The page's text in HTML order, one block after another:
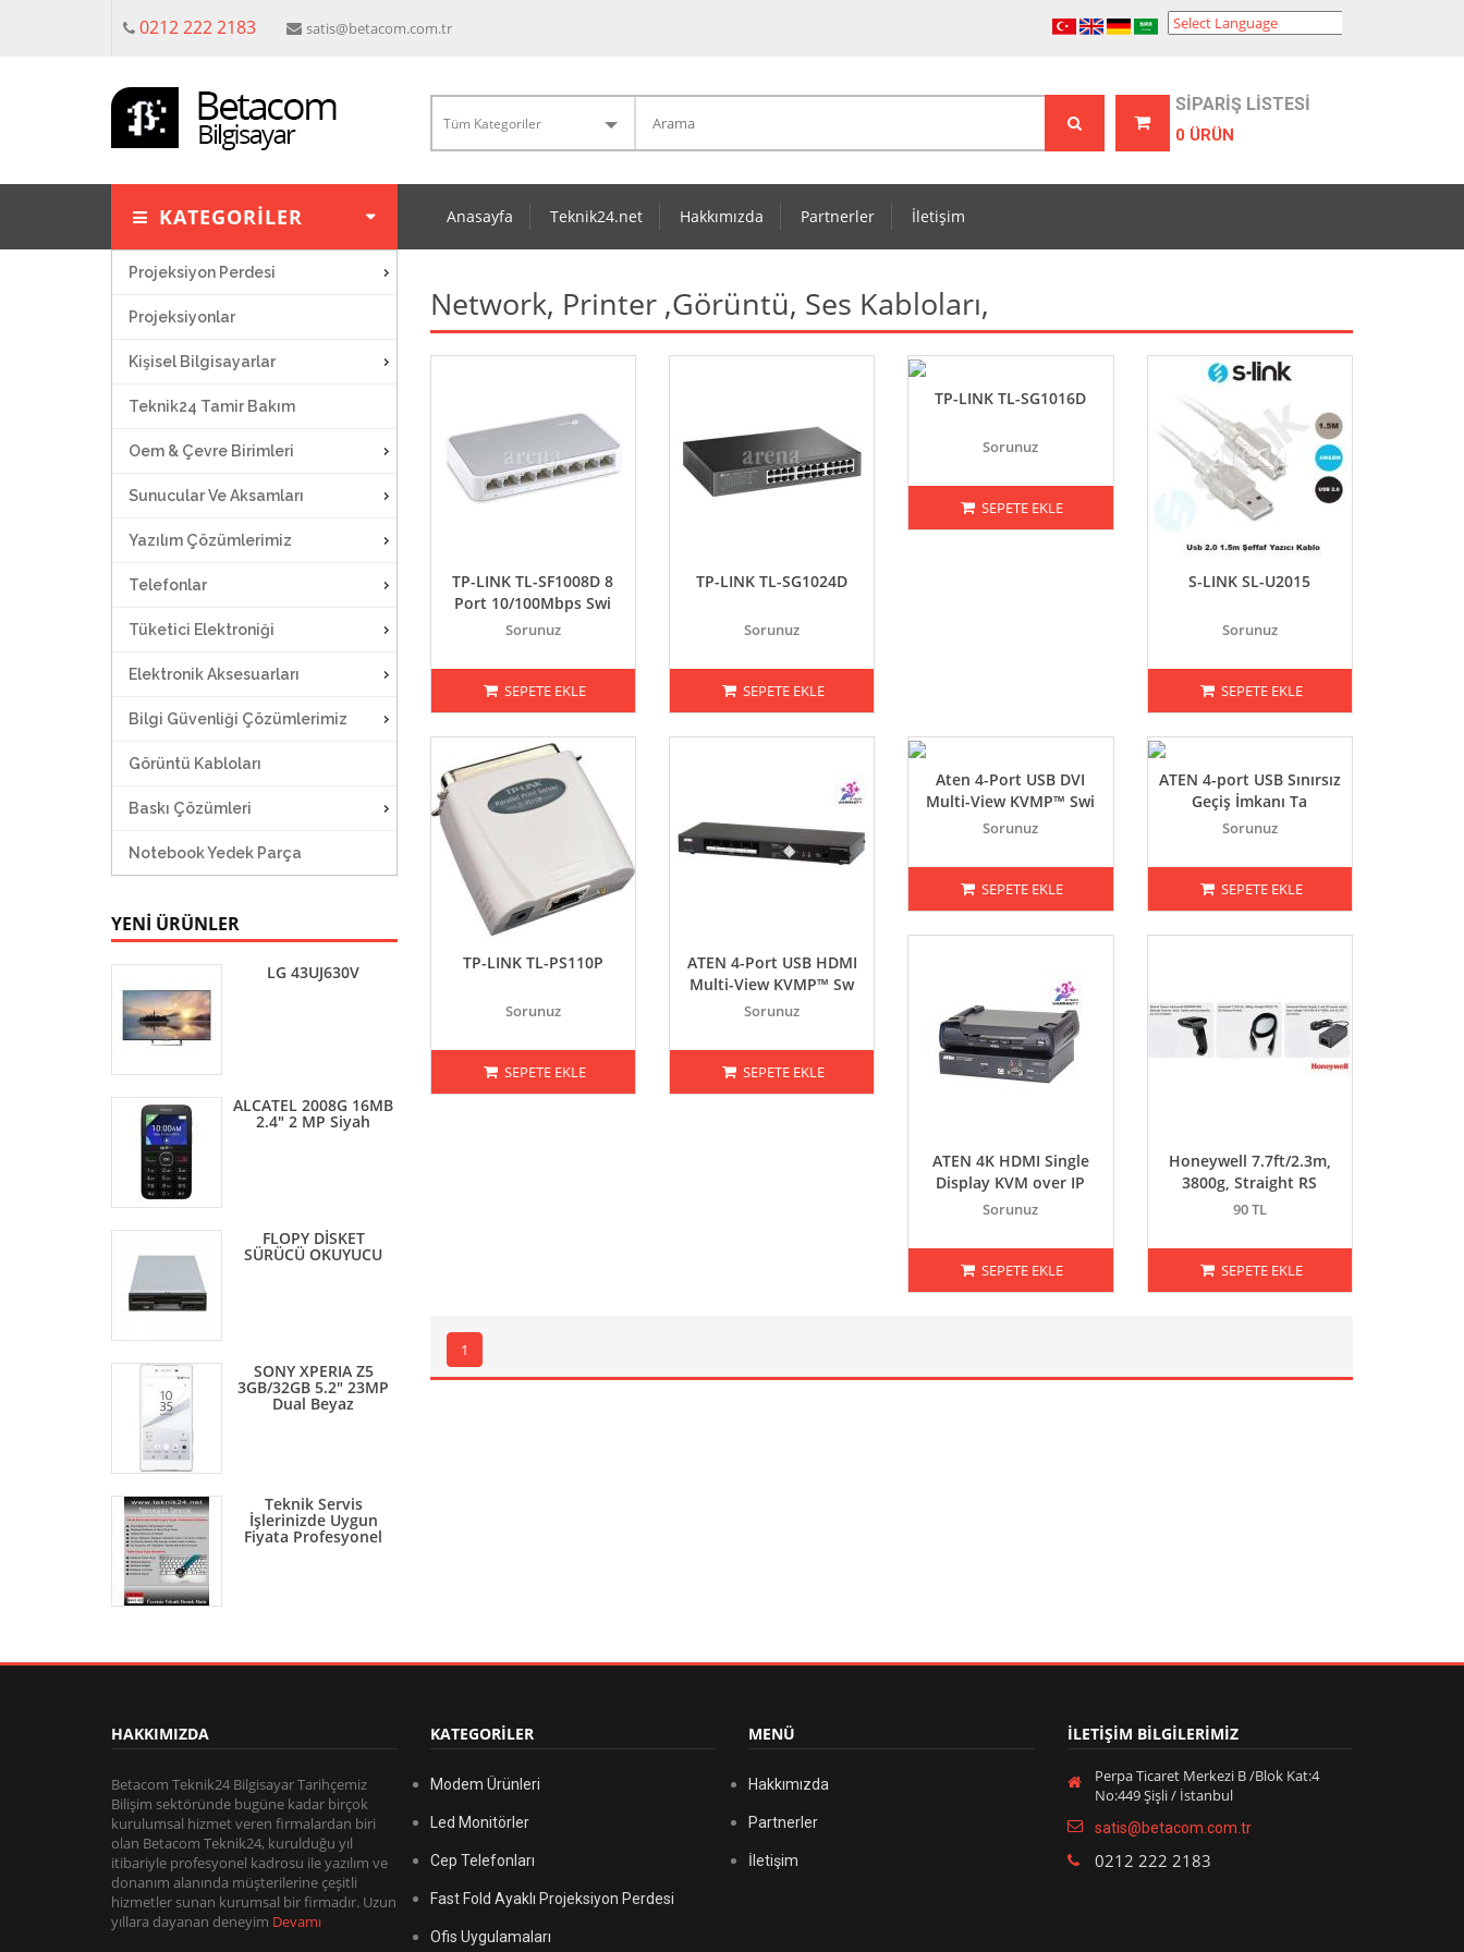
0212 222 2183
satis@betacom.com.tr
SİPARİŞ LİSTESİ
0 ÜRÜN
Anasayfa Teknik24.net Hakkımızda Partnerler İletişim
KATEGORİLER
Projeksiyon Perdesi
Projeksiyonlar
Kişisel Bilgisayarlar
Teknik24 Tamir Bakım
Oem & Çevre Birimleri
Sunucular Ve Aksamları
Yazılım Çözümlerimiz
Telefonlar
Tüketici Elektroniği
Elektronik Aksesuarları
Bilgi Güvenliği Çözümlerimiz
Görüntü Kabloları
Baskı Çözümleri
Notebook Yedek Parça
YENİ ÜRÜNLER
LG 43UJ630V
ALCATEL 2008G 16MB
2.4" 2 MP Siyah
FLOPY DİSKET
SÜRÜCÜ OKUYUCU
SONY XPERIA Z5
3GB/32GB 5.2" 23MP
Dual Beyaz
Teknik Servis
İşlerinizde Uygun
Fiyata Profesyonel
Network, Printer ,Görüntü, Ses Kabloları,
TP-LINK TL-SF1008D 8
Port 10/100Mbps Swi
Sorunuz
SEPETE EKLE
TP-LINK TL-SG1024D
Sorunuz
SEPETE EKLE
TP-LINK TL-SG1016D
Sorunuz
SEPETE EKLE
S-LINK SL-U2015
Sorunuz
SEPETE EKLE
TP-LINK TL-PS110P
Sorunuz
SEPETE EKLE
ATEN 4-Port USB HDMI
Multi-View KVMP™ Sw
Sorunuz
SEPETE EKLE
Aten 4-Port USB DVI
Multi-View KVMP™ Swi
Sorunuz
SEPETE EKLE
ATEN 4-port USB Sınırsız
Geçiş İmkanı Ta
Sorunuz
SEPETE EKLE
ATEN 4K HDMI Single
Display KVM over IP
Sorunuz
SEPETE EKLE
Honeywell 7.7ft/2.3m,
3800g, Straight RS
90 TL
SEPETE EKLE
1
HAKKIMIZDA
Betacom Teknik24 Bilgisayar Tarihçemiz
Bilişim sektöründe bugüne kadar birçok
kurulumsal hizmet veren firmalardan biri
olan Betacom Teknik24, kurulduğu yıl
itibariyle profesyonel kadrosu ile yazılım ve
donanım alanında müşterilerine çeşitli
hizmetler sunan kurumsal bir firmadır. Uzun
yıllara dayanan deneyim Devamı
KATEGORİLER
Modem Ürünleri
Led Monitörler
Cep Telefonları
Fast Fold Ayaklı Projeksiyon Perdesi
Ofis Uygulamaları
MENÜ
Hakkımızda
Partnerler
İletişim
İLETİŞİM BİLGİLERİMİZ
Perpa Ticaret Merkezi B /Blok Kat:4
No:449 Şişli / İstanbul
satis@betacom.com.tr
0212 222 2183